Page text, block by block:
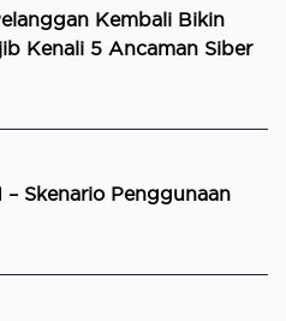
Kembali Bikin
Kenali 5 Ancaman Siber
Skenario Penggunaan